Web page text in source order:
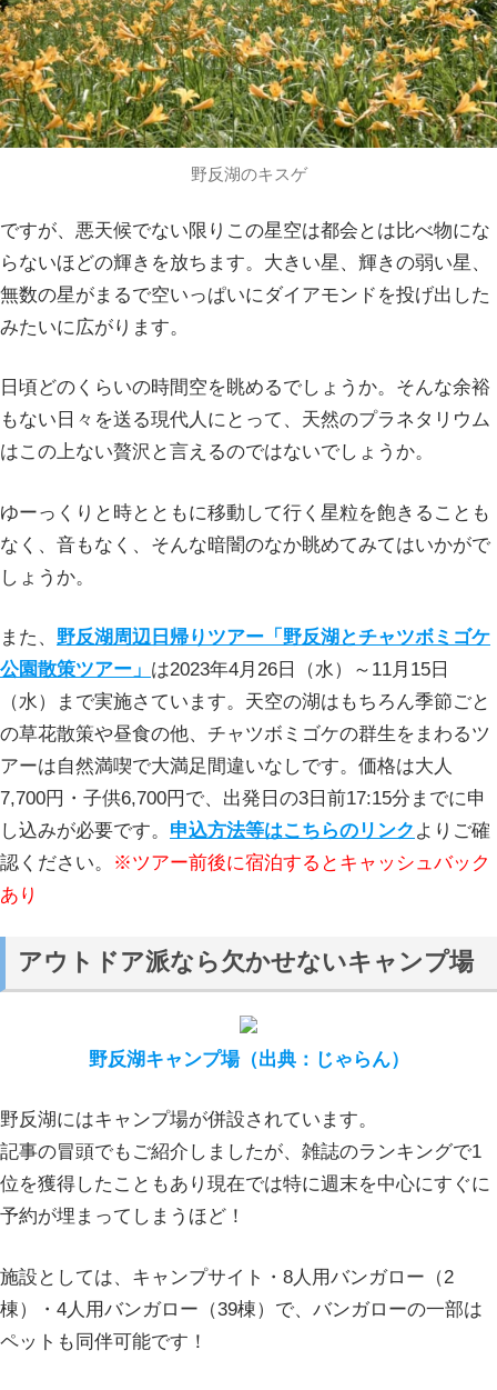
野反湖のキスゲ
ですが、悪天候でない限りこの星空は都会とは比べ物にな
らないほどの輝きを放ちます。大きい星、輝きの弱い星、
無数の星がまるで空いっぱいにダイアモンドを投げ出した
みたいに広がります。
日頃どのくらいの時間空を眺めるでしょうか。そんな余裕
もない日々を送る現代人にとって、天然のプラネタリウム
はこの上ない贅沢と言えるのではないでしょうか。
ゆーっくりと時とともに移動して行く星粒を飽きることも
なく、音もなく、そんな暗闇のなか眺めてみてはいかがで
しょうか。
また、 野反湖周辺日帰りツアー「野反湖とチャツボミゴケ
公園散策ツアー」 は2023年4月26日（水）～11月15日
（水）まで実施さています。天空の湖はもちろん季節ごと
の草花散策や昼食の他、チャツボミゴケの群生をまわるツ
アーは自然満喫で大満足間違いなしです。価格は大人
7,700円・子供6,700円で、出発日の3日前17:15分までに申
し込みが必要です。 申込方法等はこちらのリンク よりご確
認ください。
※ツアー前後に宿泊するとキャッシュバック
あり
アウトドア派なら欠かせないキャンプ場
野反湖キャンプ場（出典：じゃらん）
野反湖にはキャンプ場が併設されています。
記事の冒頭でもご紹介しましたが、雑誌のランキングで1
位を獲得したこともあり現在では特に週末を中心にすぐに
予約が埋まってしまうほど！
施設としては、キャンプサイト・8人用バンガロー（2
棟）・4人用バンガロー（39棟）で、バンガローの一部は
ペットも同伴可能です！